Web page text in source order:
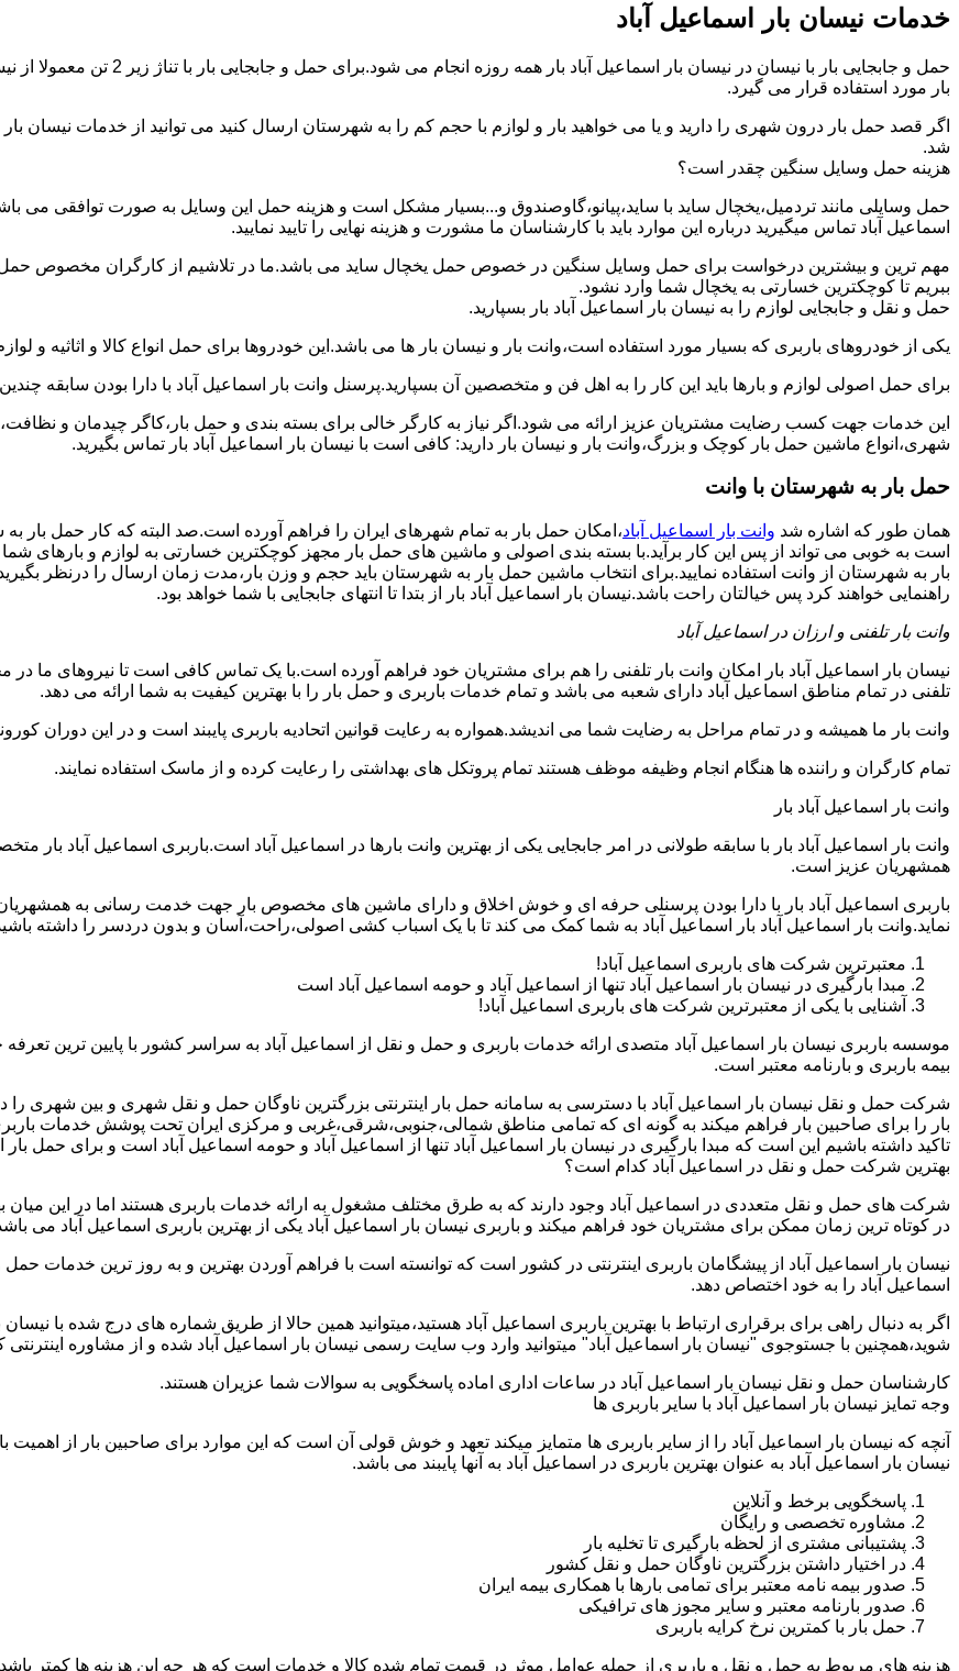
خدمات نیسان بار اسماعیل آباد
حمل و جابجایی بار با نیسان در
بار مورد استفاده قرار می گیرد.
اگر قصد حمل بار درون شهری را دارید و یا می خواهید بار و لوازم با حجم کم را به شهرستان ارسال کنید می توانید از خدمات نیسان بار
شد.
هزینه حمل وسایل سنگین چقدر است؟
حمل وسایلی مانند تردمیل،یخچال ساید با ساید،پیانو،گاوصندوق و...بسیار مشکل است و هزینه حمل این وسایل به صورت توافقی می
اسماعیل آباد تماس میگیرید درباره این موارد باید با کارشناسان ما مشورت و هزینه نهایی را تایید نمایید.
مهم ترین و بیشترین درخواست برای حمل وسایل سنگین در خصوص حمل یخچال ساید می باشد.ما در تلاشیم از کارگران مخصوص حمل
ببریم تا کوچکترین خسارتی به یخچال شما وارد نشود.
حمل و نقل و جابجایی لوازم را به نیسان بار اسماعیل آباد بار بسپارید.
یکی از خودروهای باربری که بسیار مورد استفاده است،وانت بار و نیسان بار ها می باشد.این خودروها برای حمل انواع کالا و اثاثیه و
برای حمل اصولی لوازم و بارها باید این کار را به اهل فن و متخصصین آن بسپارید.پرسنل وانت بار اسماعیل آباد با دارا بودن سابقه
این خدمات جهت کسب رضایت مشتریان عزیز ارائه می شود.اگر نیاز به کارگر خالی برای بسته بندی و حمل بار،کاگر چیدمان و
شهری،انواع ماشین حمل بار کوچک و بزرگ،وانت بار و نیسان بار دارید: کافی است با نیسان بار اسماعیل آباد بار تماس بگیرید.
حمل بار به شهرستان با وانت
همان طور که اشاره شد وانت بار اسماعیل آباد،امکان حمل بار به تمام شهرهای ایران را فراهم آورده است.صد البته که کار حمل بار
است به خوبی می تواند از پس این کار برآید.با بسته بندی اصولی و ماشین های حمل بار مجهز کوچکترین خسارتی به لوازم و بارهای
بار به شهرستان از وانت استفاده نمایید.برای انتخاب ماشین حمل بار به شهرستان باید حجم و وزن بار،مدت زمان ارسال را درنظر بگیرید
راهنمایی خواهند کرد پس خیالتان راحت باشد.نیسان بار اسماعیل آباد بار از بتدا تا انتهای جابجایی با شما خواهد بود.
وانت بار تلفنی و ارزان در اسماعیل آباد
نیسان بار اسماعیل آباد بار امکان وانت بار تلفنی را هم برای مشتریان خود فراهم آورده است.با یک تماس کافی است تا نیروهای
تلفنی در تمام مناطق اسماعیل آباد دارای شعبه می باشد و تمام خدمات باربری و حمل بار را با بهترین کیفیت به شما ارائه می دهد.
وانت بار ما همیشه و در تمام مراحل به رضایت شما می اندیشد.همواره به رعایت قوانین اتحادیه باربری پایبند است و در این دوران
تمام کارگران و راننده ها هنگام انجام وظیفه موظف هستند تمام پروتکل های بهداشتی را رعایت کرده و از ماسک استفاده نمایند.
وانت بار اسماعیل آباد بار
وانت بار اسماعیل آباد بار با سابقه طولانی در امر جابجایی یکی از بهترین وانت بارها در اسماعیل آباد است.باربری اسماعیل آباد
همشهریان عزیز است.
باربری اسماعیل آباد بار با دارا بودن پرسنلی حرفه ای و خوش اخلاق و دارای ماشین های مخصوص بار جهت خدمت رسانی به همشهریان
نماید.وانت بار اسماعیل آباد بار اسماعیل آباد به شما کمک می کند تا با یک اسباب کشی اصولی،راحت،آسان و بدون دردسر را داشته
معتبرترین شرکت های باربری اسماعیل آباد!
مبدا بارگیری در نیسان بار اسماعیل آباد تنها از اسماعیل آباد و حومه اسماعیل آباد است
آشنایی با یکی از معتبرترین شرکت های باربری اسماعیل آباد!
موسسه باربری نیسان بار اسماعیل آباد متصدی ارائه خدمات باربری و حمل و نقل از اسماعیل آباد به سراسر کشور با پایین ترین
بیمه باربری و بارنامه معتبر است.
شرکت حمل و نقل نیسان بار اسماعیل آباد با دسترسی به سامانه حمل بار اینترنتی بزرگترین ناوگان حمل و نقل شهری و بین شهری را در
بار را برای صاحبین بار فراهم میکند به گونه ای که تمامی مناطق شمالی،جنوبی،شرقی،غربی و مرکزی ایران تحت پوشش خدمات باربری
تاکید داشته باشیم این است که مبدا بارگیری در نیسان بار اسماعیل آباد تنها از اسماعیل آباد و حومه اسماعیل آباد است و برای حمل
بهترین شرکت حمل و نقل در اسماعیل آباد کدام است؟
شرکت های حمل و نقل متعددی در اسماعیل آباد وجود دارند که به طرق مختلف مشغول به ارائه خدمات باربری هستند اما در این
در کوتاه ترین زمان ممکن برای مشتریان خود فراهم میکند و باربری نیسان بار اسماعیل آباد یکی از بهترین باربری اسماعیل آباد می
نیسان بار اسماعیل آباد از پیشگامان باربری اینترنتی در کشور است که توانسته است با فراهم آوردن بهترین و به روز ترین خدمات
اسماعیل آباد را به خود اختصاص دهد.
اگر به دنبال راهی برای برقراری ارتباط با بهترین باربری اسماعیل آباد هستید،میتوانید همین حالا از طریق شماره های درج شده با
شوید،همچنین با جستوجوی "نیسان بار اسماعیل آباد" میتوانید وارد وب سایت رسمی نیسان بار اسماعیل آباد شده و از مشاوره
کارشناسان حمل و نقل نیسان بار اسماعیل آباد در ساعات اداری اماده پاسخگویی به سوالات شما عزیران هستند.
وجه تمایز نیسان بار اسماعیل آباد با سایر باربری ها
آنچه که نیسان بار اسماعیل آباد را از سایر باربری ها متمایز میکند تعهد و خوش قولی آن است که این موارد برای صاحبین بار از اهمیت
نیسان بار اسماعیل آباد به عنوان بهترین باربری در اسماعیل آباد به آنها پایبند می باشد.
پاسخگویی برخط و آنلاین
مشاوره تخصصی و رایگان
پشتیبانی مشتری از لحظه بارگیری تا تخلیه بار
در اختیار داشتن بزرگترین ناوگان حمل و نقل کشور
صدور بیمه نامه معتبر برای تمامی بارها با همکاری بیمه ایران
صدور بارنامه معتبر و سایر مجوز های ترافیکی
حمل بار با کمترین نرخ کرایه باربری
هزینه های مربوط به حمل و نقل و باربری از جمله عوامل موثر در قیمت تمام شده کالا و خدمات است که هر چه این هزینه ها کمتر باشد